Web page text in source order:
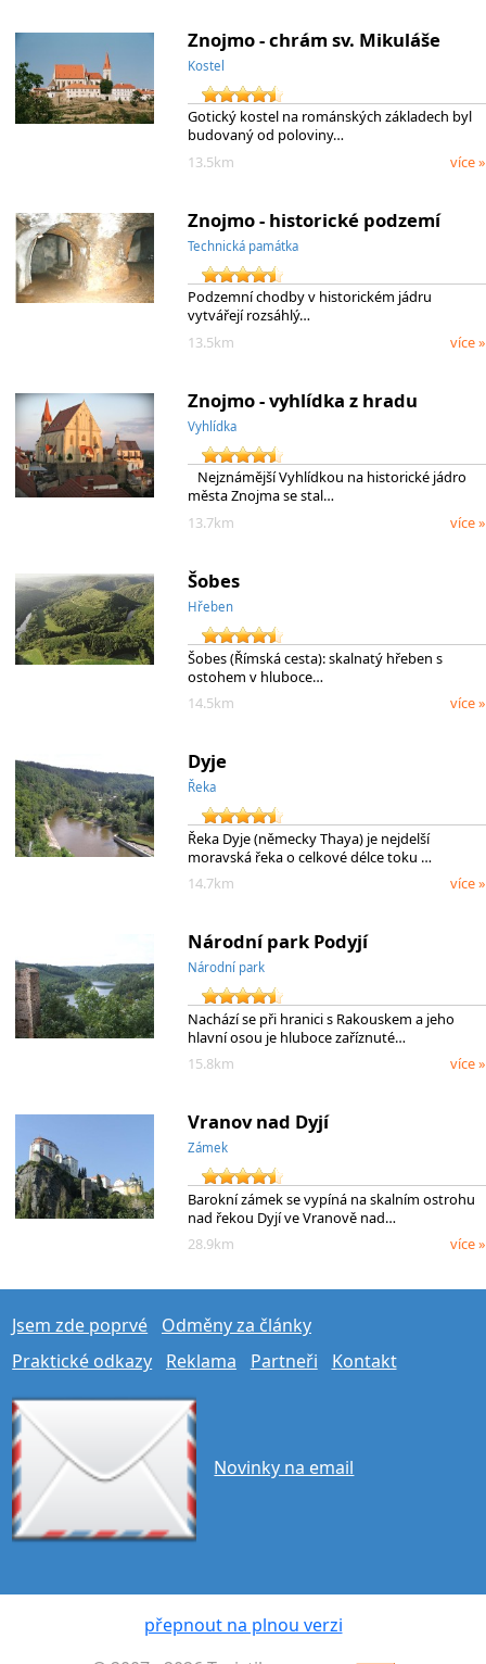
Znojmo - chrám sv. Mikuláše
Kostel
Gotický kostel na románských základech byl
budovaný od poloviny…
13.5km
více »
Znojmo - historické podzemí
Technická památka
Podzemní chodby v historickém jádru
vytvářejí rozsáhlý…
13.5km
více »
Znojmo - vyhlídka z hradu
Vyhlídka
Nejznámější Vyhlídkou na historické jádro
města Znojma se stal…
13.7km
více »
Šobes
Hřeben
Šobes (Římská cesta): skalnatý hřeben s
ostohem v hluboce…
14.5km
více »
Dyje
Řeka
Řeka Dyje (německy Thaya) je nejdelší
moravská řeka o celkové délce toku …
14.7km
více »
Národní park Podyjí
Národní park
Nachází se při hranici s Rakouskem a jeho
hlavní osou je hluboce zaříznuté…
15.8km
více »
Vranov nad Dyjí
Zámek
Barokní zámek se vypíná na skalním ostrohu
nad řekou Dyjí ve Vranově nad…
28.9km
více »
Jsem zde poprvé
Odměny za články
Praktické odkazy
Reklama Partneři Kontakt
Novinky na email
přepnout na plnou verzi